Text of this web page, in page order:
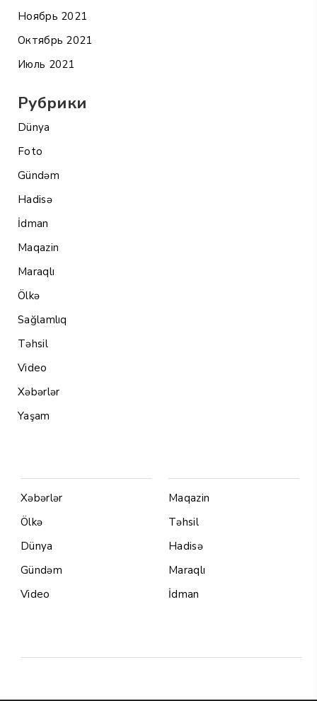
Ноябрь 2021
Октябрь 2021
Июль 2021
Рубрики
Dünya
Foto
Gündəm
Hadisə
İdman
Maqazin
Maraqlı
Ölkə
Sağlamlıq
Təhsil
Video
Xəbərlər
Yaşam
Xəbərlər
Ölkə
Dünya
Gündəm
Video
Maqazin
Təhsil
Hadisə
Maraqlı
İdman